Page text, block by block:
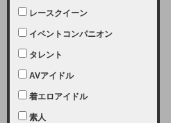
ら午前11：00（予定）でサーバー
メンテナンスを実施します。ユーザ
ー様にはご迷惑をおかけしますがご
理解いただけます様、宜しくお願い
致します。
2025-07-05 (土)
【サーバーメンテナンス完了のお知
レースクイーン
イベントコンパニオン
タレント
AVアイドル
着エロアイドル
素人